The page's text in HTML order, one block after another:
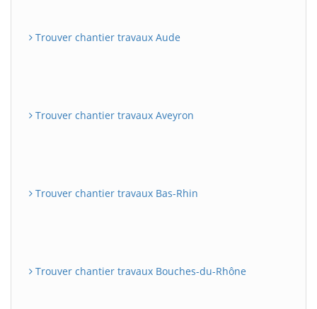
Trouver chantier travaux Aude
Trouver chantier travaux Aveyron
Trouver chantier travaux Bas-Rhin
Trouver chantier travaux Bouches-du-Rhône